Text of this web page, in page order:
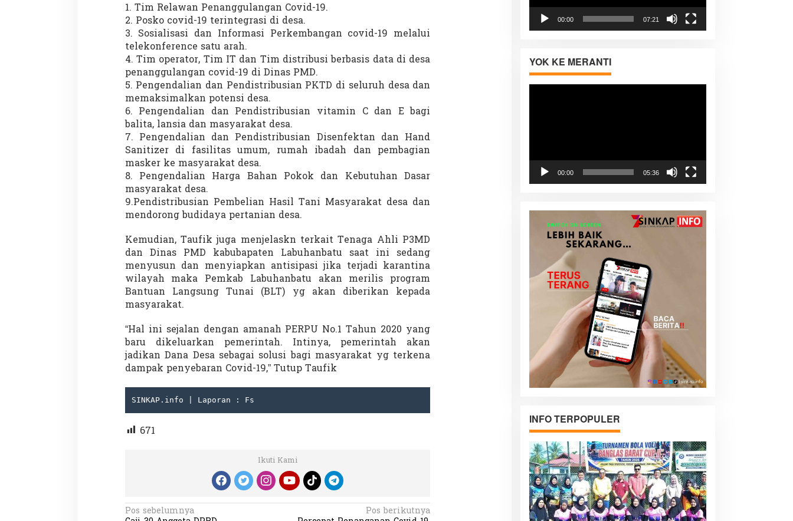
1. Tim Relawan Penanggulangan Covid-19.
2. Posko covid-19 terintegrasi di desa.
3. Sosialisasi dan Informasi Perkembangan covid-19 melalui
telekonference satu arah.
4. Tim operator, Tim IT dan Tim distribusi berbasis data di desa
penanggulangan covid-19 di Dinas PMD.
5. Pengendalian dan Pendistribusian PKTD di seluruh desa dan
memaksimalkan potensi desa.
6. Pengendalian dan Pendistribusian vitamin C dan E bagi
balita, lansia dan masyarakat desa.
7. Pengendalian dan Pendistribusian Disenfektan dan Hand
Sanitizer di fasilitas umum, rumah ibadah dan pembagian
masker ke masyarakat desa.
8. Pengendalian Harga Bahan Pokok dan Kebutuhan Dasar
masyarakat desa.
9.Pendistribusian Pembelian Hasil Tani Masyarakat desa dan
mendorong budidaya pertanian desa.
Kemudian, Taufik juga menjelaskn terkait Tenaga Ahli P3MD
dan Dinas PMD kabubapaten Labuhanbatu saat ini sedang
menyusun dan menyiapkan antisipasi jika terjadi karantina
wilayah maka Pemkab Labuhanbatu akan merilis program
Bantuan Langsung Tunai (BLT) yg akan diberikan kepada
masyarakat.
“Hal ini sejalan dengan amanah PERPU No.1 Tahun 2020 yang
baru dikeluarkan pemerintah. Intinya, pemerintah akan
jadikan Dana Desa sebagai solusi bagi masyarakat yg terkena
dampak penyebaran Covid-19,” Tutup Taufik
SINKAP.info | Laporan : Fs
671
Ikuti Kami
N
Pos sebelumnya
Pos berikutnya
00:00 07:21
YOK KE MERANTI
00:00 05:36
INFO TERPOPULER